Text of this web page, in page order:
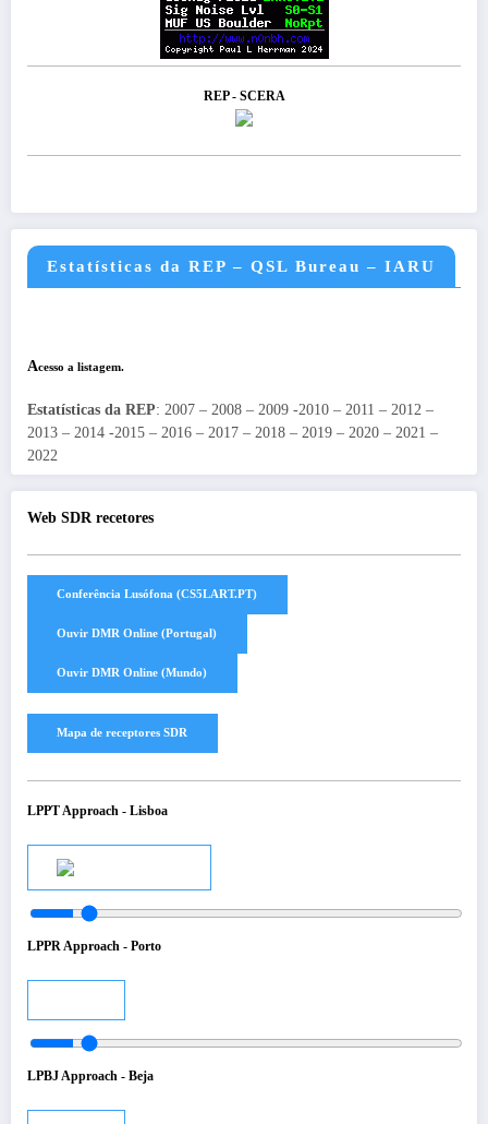
REP - SCERA
Estatísticas da REP – QSL Bureau – IARU
Acesso a listagem.
Estatísticas da REP: 2007 – 2008 – 2009 -2010 – 2011 – 2012 –
2013 – 2014 -2015 – 2016 – 2017 – 2018 – 2019 – 2020 – 2021 –
2022
Web SDR recetores
LPPT Approach - Lisboa
LPPR Approach - Porto
LPBJ Approach - Beja